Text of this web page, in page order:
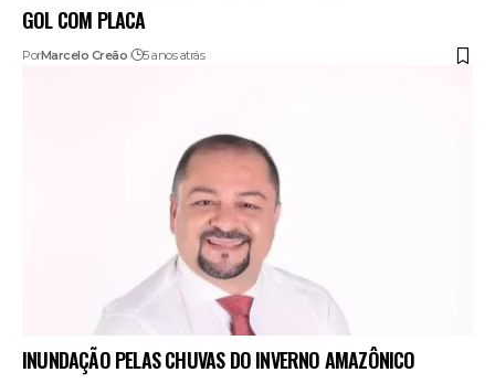
GOL COM PLACA
PorMarcelo Creão 5 anos atrás
INUNDAÇÃO PELAS CHUVAS DO INVERNO AMAZÔNICO